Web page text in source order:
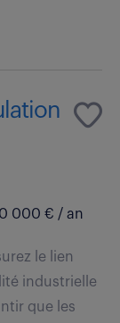
000 € / an
le lien
industrielle
que les